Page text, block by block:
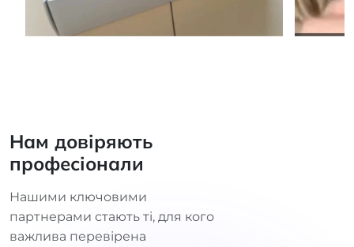
Нам довіряють
професіонали
Нашими ключовими
партнерами стають ті, для кого
важлива перевірена